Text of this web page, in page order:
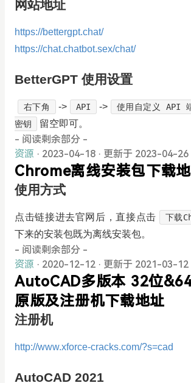
网站地址
https://bettergpt.chat/
https://chat.chatbot.sex/chat/
BetterGPT 使用设置
右下角 -> API -> 使用自定义 API
密钥
留空即可。
- 阅读剩余部分 -
资源 · 2023-04-18 · 更新于 2023-04-26
Chrome离线安装包下载
使用方式
点击链接进去官网后，直接点击 下载
下来的安装包既为离线安装包。
- 阅读剩余部分 -
资源 · 2020-12-12 · 更新于 2021-03-12
AutoCAD多版本 32位
原版及注册机下载地址
注册机
http://www.xforce-cracks.com/?s=cad
AutoCAD 2021